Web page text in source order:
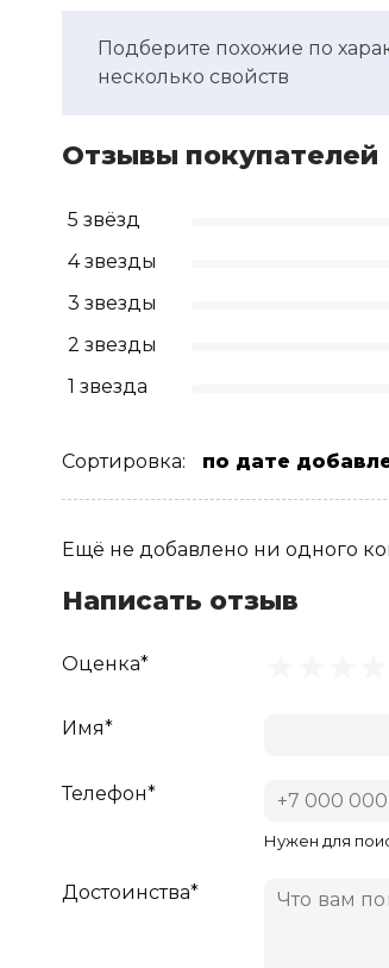
Подберите похожие по
несколько свойств
Отзывы покупателей
5 звёзд
4 звезды
3 звезды
2 звезды
1 звезда
Сортировка: по дате
Ещё не добавлено ни одного
Написать отзыв
Оценка*
Имя*
Телефон*
Нужен для
Достоинства*